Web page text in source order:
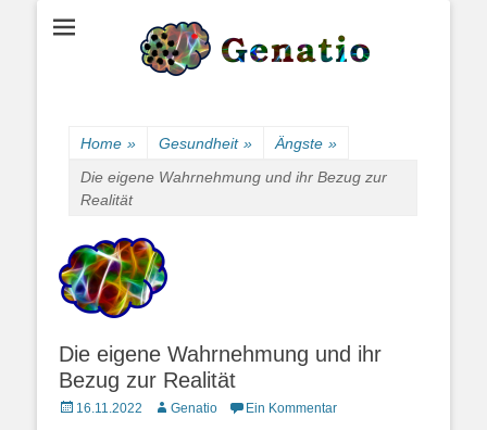
Genatio
Gedankenspiele
Home » Gesundheit » Ängste »
Die eigene Wahrnehmung und ihr Bezug zur
Realität
Die eigene Wahrnehmung und ihr
Bezug zur Realität
Posted
16.11.2022 AutorGenatio Ein Kommentar